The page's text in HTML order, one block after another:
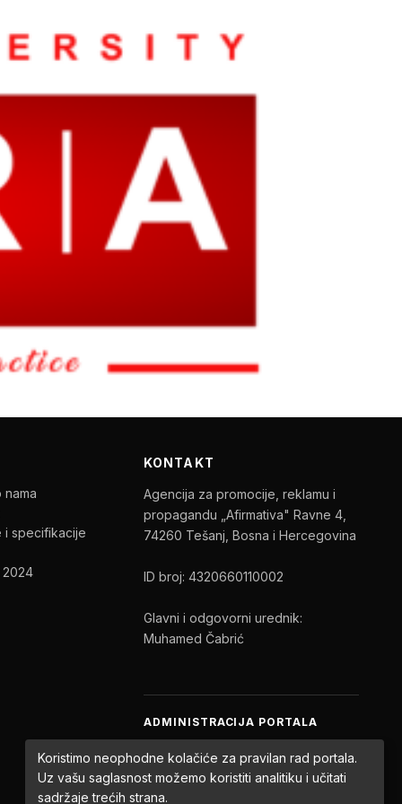
nama
i specifikacije
2024
KONTAKT
Agencija za promocije, reklamu i
propagandu „Afirmativa" Ravne 4,
74260 Tešanj, Bosna i Hercegovina
ID broj: 4320660110002
Glavni i odgovorni urednik:
Muhamed Čabrić
ADMINISTRACIJA PORTALA
PRIJAVA
Koristimo neophodne kolačiće za pravilan rad portala.
Uz vašu saglasnost možemo koristiti analitiku i učitati
sadržaje trećih strana.